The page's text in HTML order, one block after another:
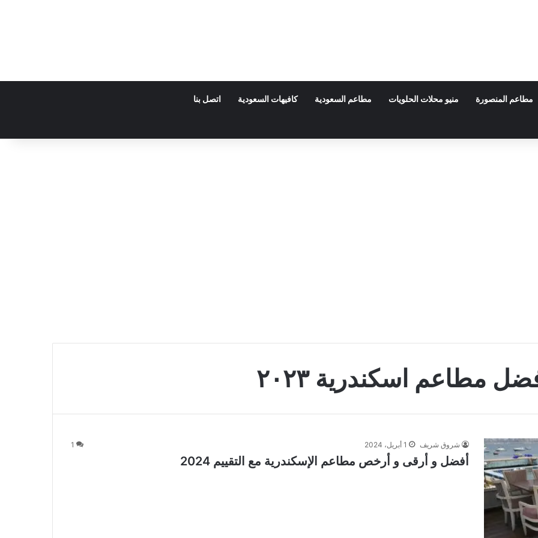
مطاعم المنصورة منيو محلات الحلويات مطاعم السعودية كافيهات السعودية اتصل بنا
مطاعم اسكندرية ٢٠٢٣
شروق شريف 1 أبريل، 2024 1
أفضل و أرقى و أرخص مطاعم الإسكندرية مع التقييم 2024